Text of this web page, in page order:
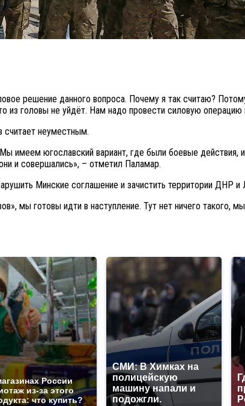
решение данного вопроса. Почему я так считаю?
из головы не уйдёт. Нам надо провести силовую операцию
считает неуместным.
имеем югославский вариант, где были боевые
и совершались», – отметил Паламар.
Минские соглашение и зачистить территории ДНР
мы готовы идти в наступление. Тут нет ничего
России
из-за этого
что купить?
СМИ: В Химках на
полицейскую
машину напали и
подожгли.